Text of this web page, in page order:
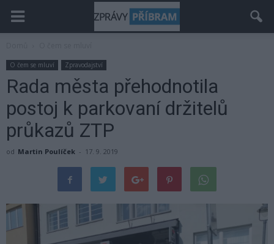
O čem se mluví Zpravodajství
Rada města přehodnotila
postoj k parkovaní držitelů
průkazů ZTP
od Martin Poulíček - 17. 9. 2019